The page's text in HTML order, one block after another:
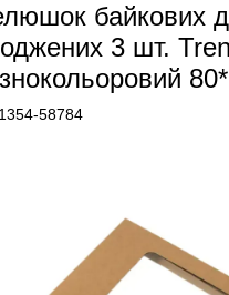
байкових
3 шт.
58784